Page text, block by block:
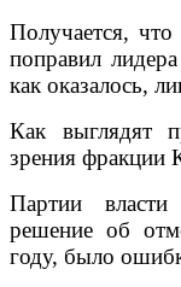
Получается,
поправил
как оказалось,
Как выглядят
зрения
Партии
решение об
году, было